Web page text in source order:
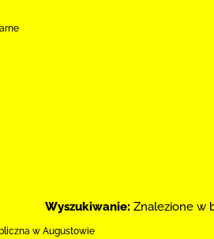
Wyszukiwanie: Znalezione w
w Augustowie